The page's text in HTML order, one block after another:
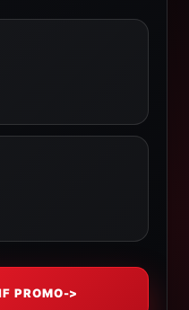
PROMO->